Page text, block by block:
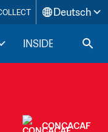
Deutsch
INSIDE FIFA
CONCACAF